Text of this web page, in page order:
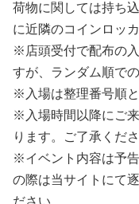
荷物に関しては持ち
に近隣のコインロッ
※店頭受付で配布の
すが、ランダム順で
※入場は整理番号順と
※入場時間以降にご
ります。ご了承くださ
※イベント内容は予
の際は当サイトにて